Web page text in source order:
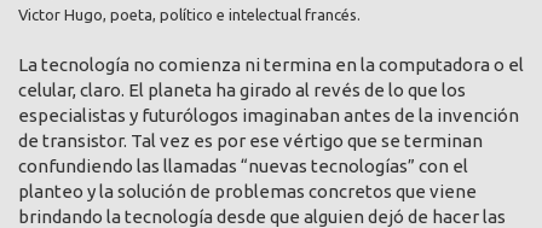
Victor Hugo, poeta, político e intelectual francés.
La tecnología no comienza ni termina en la computadora o el
celular, claro. El planeta ha girado al revés de lo que los
especialistas y futurólogos imaginaban antes de la invención
de transistor. Tal vez es por ese vértigo que se terminan
confundiendo las llamadas “nuevas tecnologías” con el
planteo y la solución de problemas concretos que viene
brindando la tecnología desde que alguien dejó de hacer las